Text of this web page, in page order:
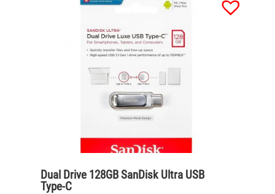
Dual Drive 128GB SanDisk Ultra USB
Type-C